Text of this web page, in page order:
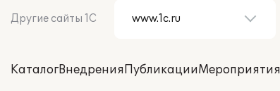
Другие сайты 1С
КаталогВнедренияПубликацииМероприятия